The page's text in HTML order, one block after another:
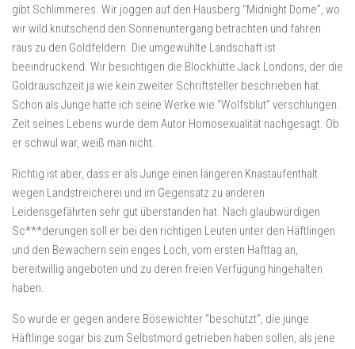
gibt Schlimmeres. Wir joggen auf den Hausberg “Midnight Dome”, wo
wir wild knutschend den Sonnenuntergang betrachten und fahren
raus zu den Goldfeldern. Die umgewühlte Landschaft ist
beeindruckend. Wir besichtigen die Blockhütte Jack Londons, der die
Goldrauschzeit ja wie kein zweiter Schriftsteller beschrieben hat.
Schon als Junge hatte ich seine Werke wie “Wolfsblut” verschlungen.
Zeit seines Lebens wurde dem Autor Homosexualität nachgesagt. Ob
er schwul war, weiß man nicht.
Richtig ist aber, dass er als Junge einen längeren Knastaufenthalt
wegen Landstreicherei und im Gegensatz zu anderen
Leidensgefährten sehr gut überstanden hat. Nach glaubwürdigen
Sc***derungen soll er bei den richtigen Leuten unter den Häftlingen
und den Bewachern sein enges Loch, vom ersten Hafttag an,
bereitwillig angeboten und zu deren freien Verfügung hingehalten
haben.
So wurde er gegen andere Bösewichter “beschützt”, die junge
Häftlinge sogar bis zum Selbstmord getrieben haben sollen, als jene